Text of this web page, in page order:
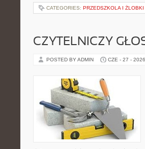
CATEGORIES: PRZEDSZKOLA I ŻLOBKI
CZYTELNICZY
POSTED BY ADMIN CZE - 27 - 2026